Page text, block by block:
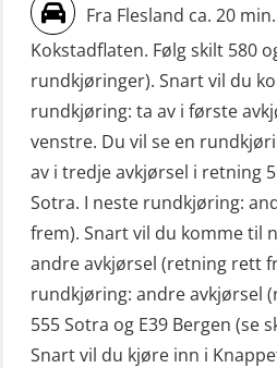
Livbåtfører
FF1200 simulator
Livbåtfører
FF48 og FF1000D
Livbåtfører
Konvensjonell
Livbåtfører
grunnleggende
Livbåtfører
(OSE1361)
Sjøfolk med
(MBS1191)
Ulykkesgransking –
VHF / SRC 2 dager
Videregående
for skipsoffiserer
Fra Flesland ca. 20
Kokstadflaten. Følg skilt 580
rundkjøringer). Snart vil du
rundkjøring: ta av i første
venstre. Du vil se en
av i tredje avkjørsel i retning
Sotra. I neste rundkjøring:
frem). Snart vil du komme til
andre avkjørsel (retning rett
rundkjøring: andre avkjørsel
555 Sotra og E39 Bergen (se
Snart vil du kjøre inn i